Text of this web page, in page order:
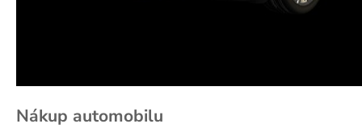
Nákup automobilu